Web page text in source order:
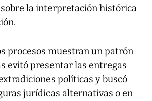
la interpretación histórica
procesos muestran un patrón
evitó presentar las entregas
políticas y buscó
jurídicas alternativas o en